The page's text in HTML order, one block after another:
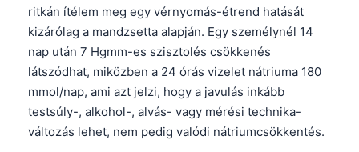
ritkán ítélem meg egy vérnyomás-étrend hatását
kizárólag a mandzsetta alapján. Egy személynél 14
nap után 7 Hgmm-es szisztolés csökkenés
látszódhat, miközben a 24 órás vizelet nátriuma 180
mmol/nap, ami azt jelzi, hogy a javulás inkább
testsúly-, alkohol-, alvás- vagy mérési technika-
változás lehet, nem pedig valódi nátriumcsökkentés.